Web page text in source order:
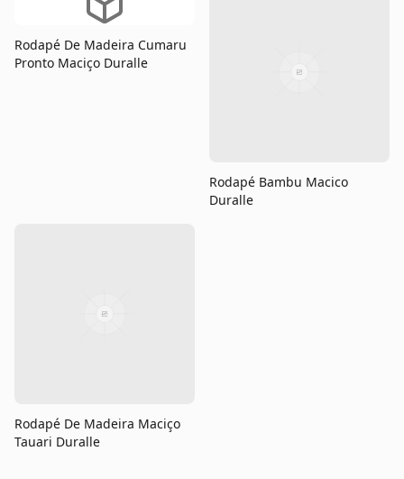
Rodapé De Madeira Cumaru
Pronto Maciço Duralle
Rodapé Bambu Macico
Duralle
Rodapé De Madeira Maciço
Tauari Duralle